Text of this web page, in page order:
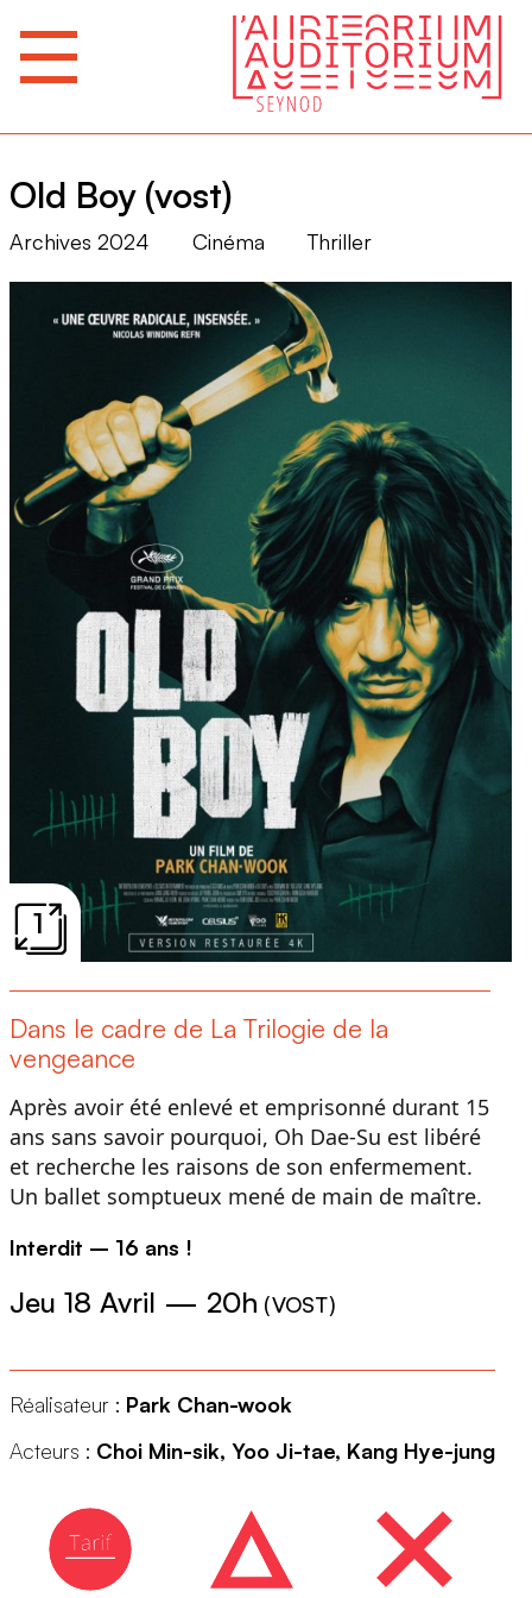
Old Boy (vost)
Archives 2024 Cinéma Thriller
1
Dans le cadre de La Trilogie de la
vengeance
Après avoir été enlevé et emprisonné durant 15
ans sans savoir pourquoi, Oh Dae-Su est libéré
et recherche les raisons de son enfermement.
Un ballet somptueux mené de main de maître.
Interdit – 16 ans !
Jeu 18 Avril — 20h (VOST)
Réalisateur : Park Chan-wook
Acteurs : Choi Min-sik, Yoo Ji-tae, Kang Hye-jung